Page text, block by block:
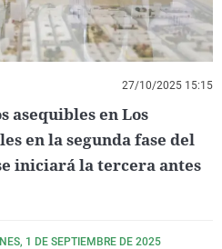
27/10/2025 15:15
asequibles en Los
en la segunda fase del
iniciará la tercera antes
1 DE SEPTIEMBRE DE 2025